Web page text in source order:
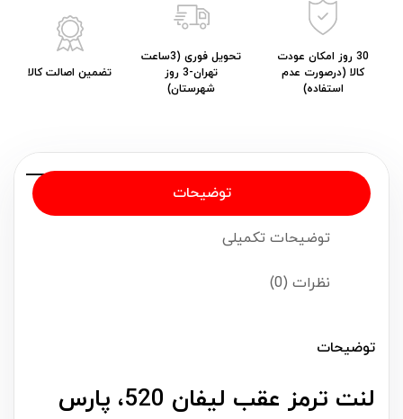
30 روز امکان عودت
کالا (درصورت عدم
استفاده)
تحویل فوری (3ساعت
تهران-3 روز
شهرستان)
تضمین اصالت کالا
توضیحات
توضیحات تکمیلی
نظرات (0)
توضیحات
لنت ترمز عقب لیفان 520، پارس